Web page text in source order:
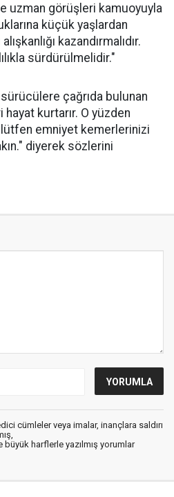
uzman görüşleri kamuoyuyla
küçük yaşlardan
kazandırmalıdır.
sürdürülmelidir."
sürücülere çağrıda bulunan
kurtarır. O yüzden
emniyet kemerlerinizi
diyerek sözlerini
cümleler veya imalar, inançlara saldırı
büyük harflerle yazılmış yorumlar